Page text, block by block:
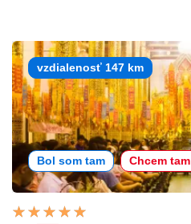
vzdialenosť 147 km
Bol som tam Chcem tam